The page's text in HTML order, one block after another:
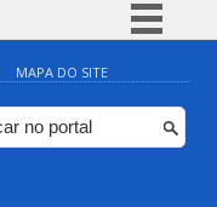
Simplifique!
Comunica BR
Participe
MAPA DO SITE